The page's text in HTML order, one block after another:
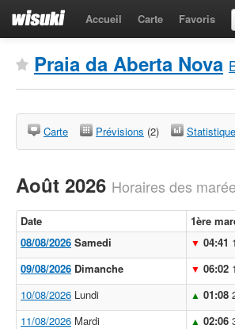
Accueil Carte Favoris
Praia da Aberta Nova
Carte Prévisions (2)
Août 2026 Horaires des
Date 1ère
08/08/2026 Samedi ▼ 04:41
09/08/2026 Dimanche ▼ 06:02
10/08/2026 Lundi ▲ 01:08
11/08/2026 Mardi ▲ 02:06